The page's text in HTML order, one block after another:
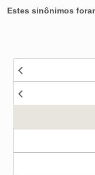
Estes sinônimos
Nenhum dos